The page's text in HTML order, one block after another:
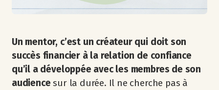
Un mentor, c’est un créateur qui doit son
succès financier à la relation de confiance
qu’il a développée avec les membres de son
audience sur la durée. Il ne cherche pas à